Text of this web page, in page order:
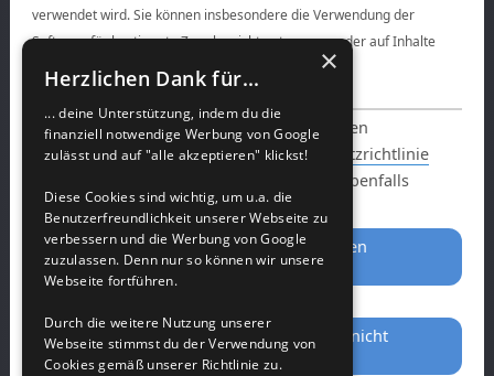
verwendet wird. Sie können insbesondere die Verwendung der
Software für bestimmte Zwecke nicht untersagen oder auf Inhalte
fremder Foren Einfluss nehmen.
Informationen über den Umgang mit deinen
persönlichen Daten sind in derDatenschutzrichtlinie
enthalten, welcher mit der Registrierung ebenfalls
ausdrücklich zugestimmt wird.
×
Herzlichen Dank für...
... deine Unterstützung, indem du die
finanziell notwendige Werbung von Google
zulässt und auf "alle akzeptieren" klickst!
Diese Cookies sind wichtig, um u.a. die
Benutzerfreundlichkeit unserer Webseite zu
verbessern und die Werbung von Google
zuzulassen. Denn nur so können wir unsere
Webseite fortführen.
Durch die weitere Nutzung unserer
Webseite stimmst du der Verwendung von
Cookies gemäß unserer Richtlinie zu.